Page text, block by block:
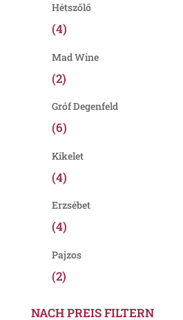
Hétszőlő
(4)
Mad Wine
(2)
Gróf Degenfeld
(6)
Kikelet
(4)
Erzsébet
(4)
Pajzos
(2)
NACH PREIS FILTERN